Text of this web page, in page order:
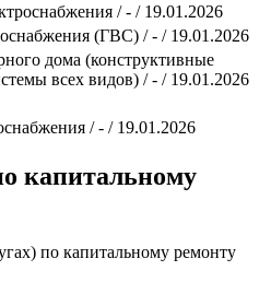
/ - / 19.01.2026
(ГВС) / - / 19.01.2026
дома (конструктивные
всех видов) / - / 19.01.2026
/ - / 19.01.2026
капитальному
по капитальному ремонту